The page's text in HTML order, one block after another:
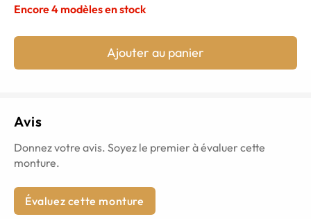
Encore4 modèles en stock
Ajouter au panier
Avis
Donnez votre avis. Soyez le premier à évaluer cette
monture.
Évaluez cette monture